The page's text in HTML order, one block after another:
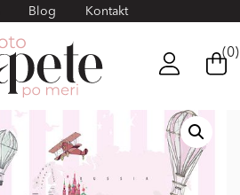
Blog Kontakt
(0)